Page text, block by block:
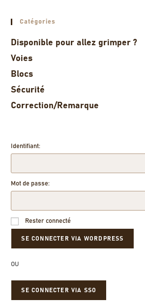
Catégories
Disponible pour allez grimper ?
Voies
Blocs
Sécurité
Correction/Remarque
Identifiant:
Mot de passe:
Rester connecté
OU
SE CONNECTER VIA SSO